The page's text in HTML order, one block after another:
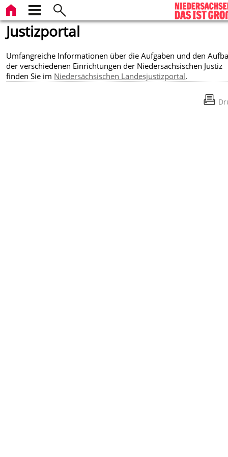
Justizportal
Umfangreiche Informationen über die Aufgaben und den
der verschiedenen Einrichtungen der Niedersächsischen Justiz
finden Sie im Niedersächsischen Landesjustizportal.